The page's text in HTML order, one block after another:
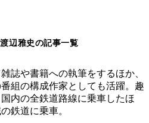
渡辺雅史の記事一覧
誌や書籍への執筆をするほか、
組の構成作家としても活躍。趣
内の全鉄道路線に乗車したほ
鉄道に乗車。